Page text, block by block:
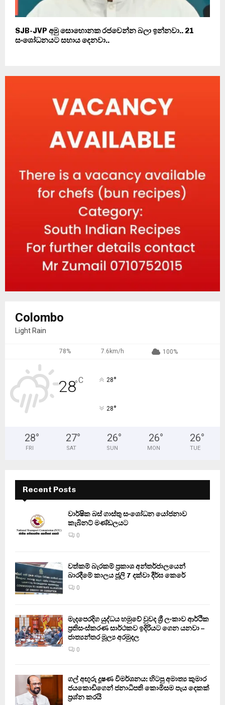
SJB-JVP අමු සොහොනක රජවෙන්න බලා ඉන්නවා.. 21
සංශෝධනයට සහාය දෙනවා..
Colombo
Light Rain
78% 7.6km/h 100%
28°C 28°
28°
28°
FRI
27°
SAT
26°
SUN
26°
MON
26°
TUE
Recent Posts
වාර්ෂික බස් ගාස්තු සංශෝධන යෝජනාව
කැබිනට් මණ්ඩලයට
0
වත්කම් බැරකම් ප්‍රකාශ අන්තර්ජාලයෙන්
බාරදීමේ කාලය ජූලි 7 දක්වා දීර්ඝ කෙරේ
0
මැදපෙරදිග යුද්ධය හමුවේ වුවද ශ්‍රී ලංකාව ආර්ථික
ප්‍රතිසංස්කරණ සාර්ථකව ඉදිරියට ගෙන යනවා –
ජාත්‍යන්තර මූල්‍ය අරමුදල
0
ගල් අඟුරු දූෂණ විමර්ශනය: හිටපු අමාත්‍ය කුමාර
ජයකොඩිගෙන් ජනාධිපති කොමිසම පැය දෙකක්
ප්‍රශ්න කරයි